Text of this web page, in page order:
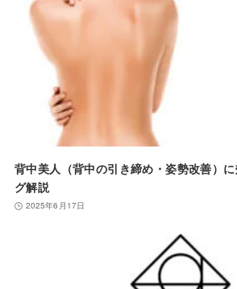
背中美人（背中の引き締め・姿勢改善）
グ解説
2025年6月17日